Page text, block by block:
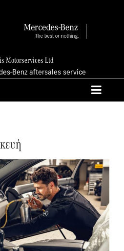
Motorservices Ltd
Benz aftersales service